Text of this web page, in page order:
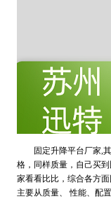
固定升降平台厂家,
格，同样质量，自己买
家看看比比，综合各方
主要从质量、 性能、配